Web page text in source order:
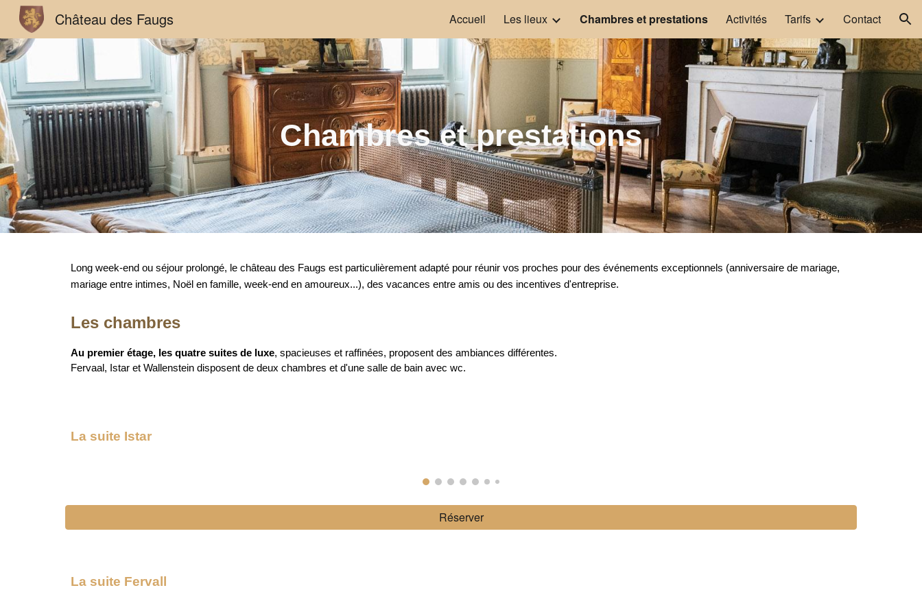
Skip to navigation
Château des Faugs Accueil Les lieux Chambres et prestations Activités Tarifs Contact
Chambres et prestations
Long week-end ou séjour prolongé, le château des Faugs est particulièrement adapté pour réunir vos proches pour des événements exceptionnels (anniversaire de mariage,
mariage entre intimes, Noël en famille, week-end en amoureux...), des vacances entre amis ou des incentives d'entreprise.
Les chambres
Au premier étage, les quatre suites de luxe, spacieuses et raffinées, proposent des ambiances différentes.
Fervaal, Istar et Wallenstein disposent de deux chambres et d'une salle de bain avec wc.
La suite Istar
Réserver
La suite Fervall